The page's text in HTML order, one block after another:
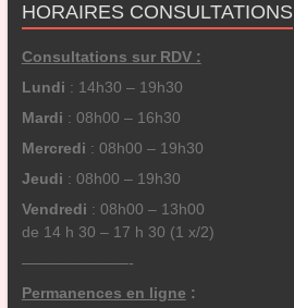
HORAIRES CONSULTATIONS
Consultations sur RDV :
Lundi : 14h30 – 19h30
Mardi : 08h00 – 16h30
Mercredi : 08h00 – 19h30
Jeudi : 08h00 – 19h30
Vendredi : 08h00 – 13h00
de 14 h 30 – 17 h 30 (1 x/2)
———————-
Permanences en ligne :